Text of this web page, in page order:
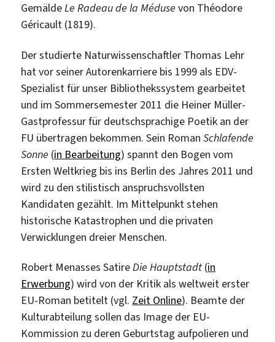
GemäldeLe Radeau de la Méduse von Théodore
Géricault (1819).
Der studierte Naturwissenschaftler Thomas Lehr
hat vor seiner Autorenkarriere bis 1999 als EDV-
Spezialist für unser Bibliothekssystem gearbeitet
und im Sommersemester 2011 die Heiner Müller-
Gastprofessur für deutschsprachige Poetik an der
FU übertragen bekommen. Sein RomanSchlafende
Sonne (in Bearbeitung) spannt den Bogen vom
Ersten Weltkrieg bis ins Berlin des Jahres 2011 und
wird zu den stilistisch anspruchsvollsten
Kandidaten gezählt. Im Mittelpunkt stehen
historische Katastrophen und die privaten
Verwicklungen dreier Menschen.
Robert Menasses SatireDie Hauptstadt (in
Erwerbung) wird von der Kritik als weltweit erster
EU-Roman betitelt (vgl. Zeit Online). Beamte der
Kulturabteilung sollen das Image der EU-
Kommission zu deren Geburtstag aufpolieren und